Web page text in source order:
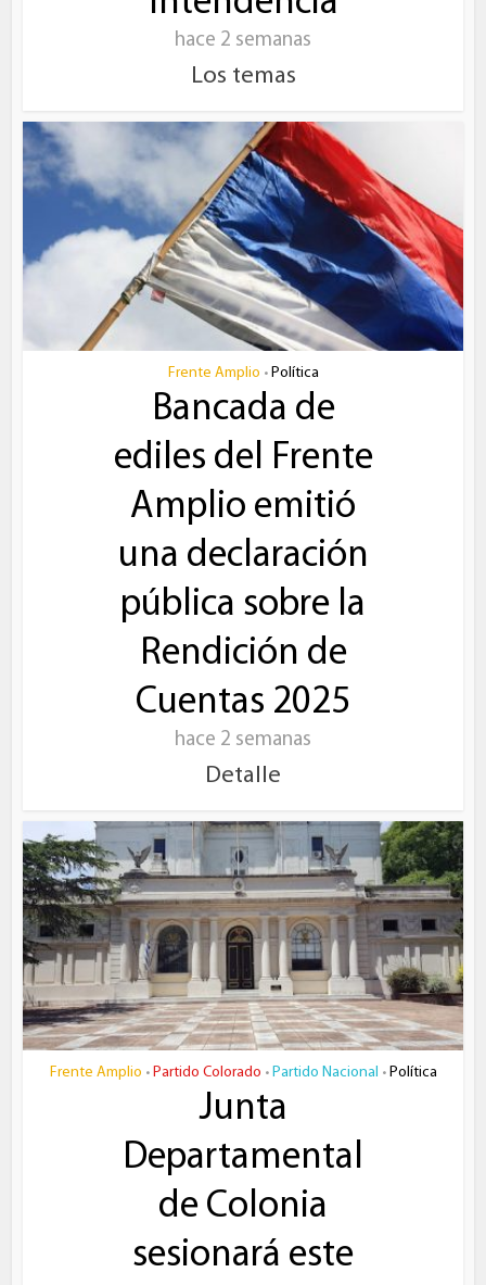
hace 2 semanas
Los temas
Frente Amplio • Política
Bancada de
ediles del Frente
Amplio emitió
una declaración
pública sobre la
Rendición de
Cuentas 2025
hace 2 semanas
Detalle
Frente Amplio • Partido Colorado • Partido Nacional • Política
Junta
Departamental
de Colonia
sesionará este